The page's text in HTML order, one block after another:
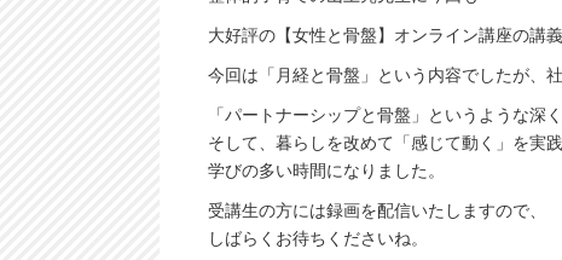
大好評の【女性と骨盤】オンライン講座の講
今回は「月経と骨盤」という内容でしたが、
「パートナーシップと骨盤」というような深く
そして、暮らしを改めて「感じて動く」を実
学びの多い時間になりました。
受講生の方には録画を配信いたしますので、
しばらくお待ちくださいね。